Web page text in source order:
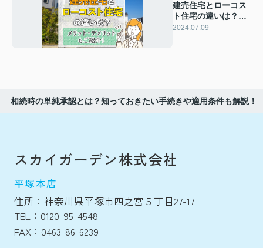
建売住宅とローコス
ト住宅の違いは？メ
リット・デメリット
2024.07.09
相続時の単純承認とは？知っておきたい手続きや適用条件も解説！
スカイガーデン株式会社
平塚本店
住所：神奈川県平塚市四之宮５丁目27-17
TEL：0120-95-4548
FAX：0463-86-6239